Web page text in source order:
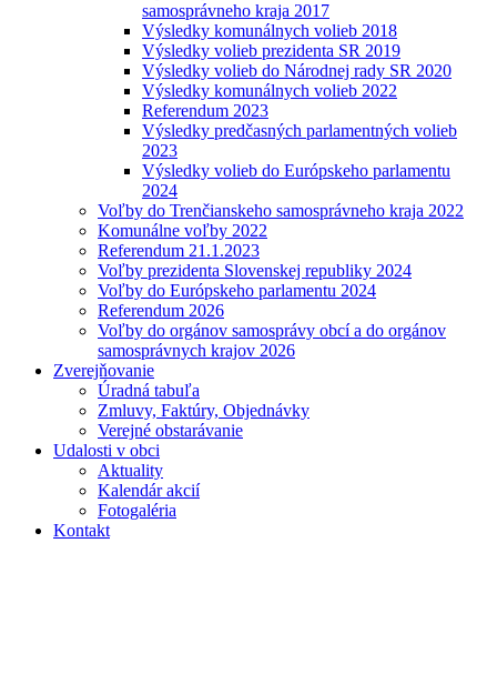
samosprávneho kraja 2017
Výsledky komunálnych volieb 2018
Výsledky volieb prezidenta SR 2019
Výsledky volieb do Národnej rady SR 2020
Výsledky komunálnych volieb 2022
Referendum 2023
Výsledky predčasných parlamentných volieb
2023
Výsledky volieb do Európskeho parlamentu
2024
Voľby do Trenčianskeho samosprávneho kraja 2022
Komunálne voľby 2022
Referendum 21.1.2023
Voľby prezidenta Slovenskej republiky 2024
Voľby do Európskeho parlamentu 2024
Referendum 2026
Voľby do orgánov samosprávy obcí a do orgánov
samosprávnych krajov 2026
Zverejňovanie
Úradná tabuľa
Zmluvy, Faktúry, Objednávky
Verejné obstarávanie
Udalosti v obci
Aktuality
Kalendár akcií
Fotogaléria
Kontakt